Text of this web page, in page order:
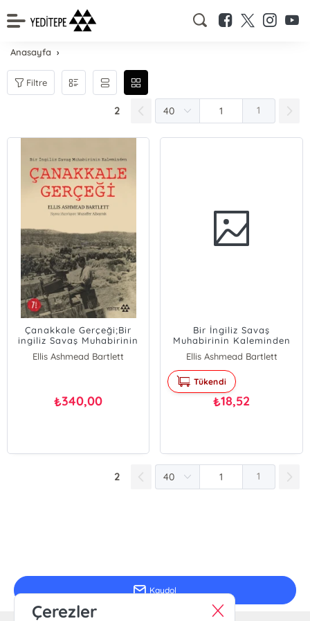
Anasayfa
Filtre
2 1
Çanakkale Gerçeği;Bir
ingiliz Savaş Muhabirinin
Kaleminden
Ellis Ashmead Bartlett
₺340,00
Bir İngiliz Savaş
Muhabirinin Kaleminden
Çanakkale Gerçeği
Ellis Ashmead Bartlett
Tükendi
₺18,52
2 1
Kaydol
Çerezler